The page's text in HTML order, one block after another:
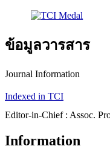
ข้อมูลวารสาร
Journal Information
Indexed in TCI
Editor-in-Chief : Assoc.
Information